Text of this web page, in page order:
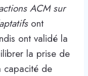
ACM sur
ont
ont validé la
la prise de
capacité de